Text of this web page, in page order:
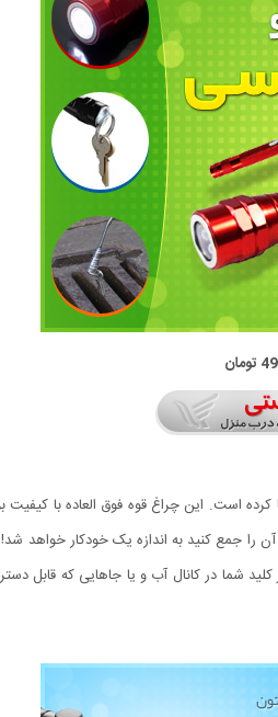
و طول اصلی آن 57 سانتی متر می باشد اما زمانی که آن را جمع کنید
شما در کانال آب و یا جاهایی که قابل